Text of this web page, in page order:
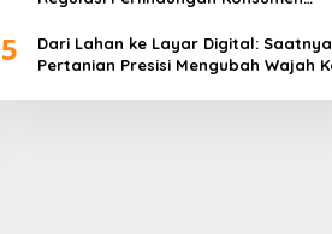
5
Dari Lahan ke Layar Digital: Saatnya
Pertanian Presisi Mengubah Wajah Kota